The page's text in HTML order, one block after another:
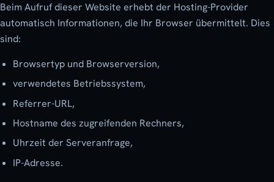
Beim Aufruf dieser Website erhebt der Hosting-Provider
automatisch Informationen, die Ihr Browser übermittelt. Dies
sind:
Browsertyp und Browserversion,
verwendetes Betriebssystem,
Referrer-URL,
Hostname des zugreifenden Rechners,
Uhrzeit der Serveranfrage,
IP-Adresse.